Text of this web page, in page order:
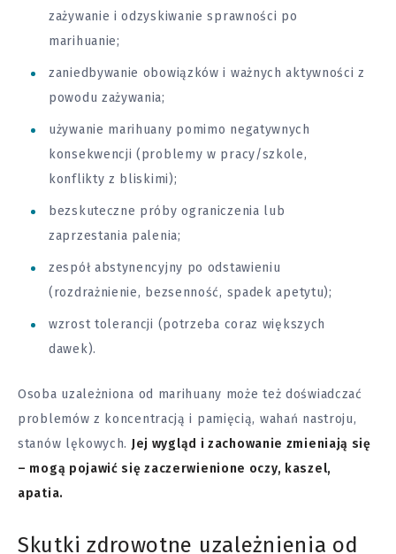
zażywanie i odzyskiwanie sprawności po
marihuanie;
zaniedbywanie obowiązków i ważnych aktywności z
powodu zażywania;
używanie marihuany pomimo negatywnych
konsekwencji (problemy w pracy/szkole,
konflikty z bliskimi);
bezskuteczne próby ograniczenia lub
zaprzestania palenia;
zespół abstynencyjny po odstawieniu
(rozdrażnienie, bezsenność, spadek apetytu);
wzrost tolerancji (potrzeba coraz większych
dawek).
Osoba uzależniona od marihuany może też doświadczać
problemów z koncentracją i pamięcią, wahań nastroju,
stanów lękowych. Jej wygląd i zachowanie zmieniają się
– mogą pojawić się zaczerwienione oczy, kaszel,
apatia.
Skutki zdrowotne uzależnienia od